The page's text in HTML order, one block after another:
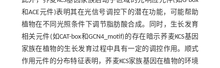
和ACE元件)表明其在光信号调控下的潜在功能，可能帮助
植物在不同光照条件下调节脂肪酸合成。同时，生长发育
相关元件(如CAT-box和GCN4_motif)的存在暗示荞麦KCS基因
家族在植物的生长发育过程中具有一定的调控作用。顺式
作用元件的分布特征表明，荞麦KCS家族基因在植物的环境